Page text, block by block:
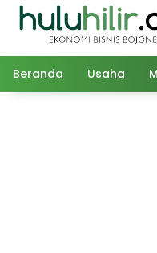
Langsung
Beranda Usaha